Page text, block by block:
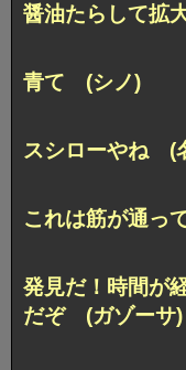
醤油たらして拡
青て (シノ)
スシローやね (
これは筋が通っ
発見だ！時間が
だぞ (ガゾーサ)